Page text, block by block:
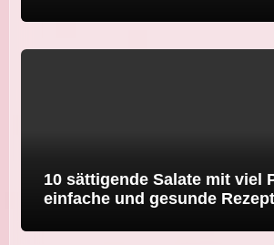
10 sättigende Salate mit viel
einfache und gesunde